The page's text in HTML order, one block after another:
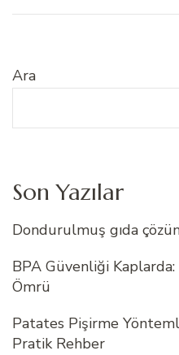
Ara
Son Yazılar
Dondurulmuş gıda
BPA Güvenliği
Ömrü
Patates Pişirme
Pratik Rehber